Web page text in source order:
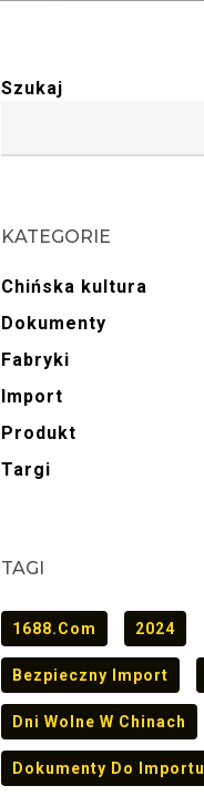
Szukaj
KATEGORIE
Chińska kultura
Dokumenty
Fabryki
Import
Produkt
Targi
TAGI
1688.com 2024
Bezpieczny Import
Dni Wolne W Chinach
Dokumenty Do Importu